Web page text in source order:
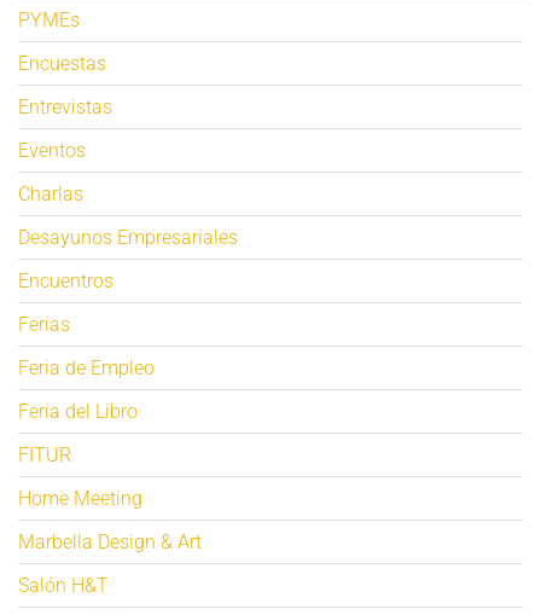
PYMEs
Encuestas
Entrevistas
Eventos
Charlas
Desayunos Empresariales
Encuentros
Ferias
Feria de Empleo
Feria del Libro
FITUR
Home Meeting
Marbella Design & Art
Salón H&T